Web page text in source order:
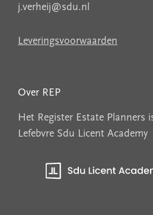
j.verheij@sdu.nl
Leveringsvoorwaarden
Over REP
Het Register Estate Planners
Lefebvre Sdu Licent Academy